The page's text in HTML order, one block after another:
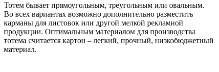
Тотем бывает прямоугольным, треугольным или овальным.
Во всех вариантах возможно дополнительно разместить
карманы для листовок или другой мелкой рекламной
продукции. Оптимальным материалом для производства
тотема считается картон – легкий, прочный, низкобюджетный
материал.